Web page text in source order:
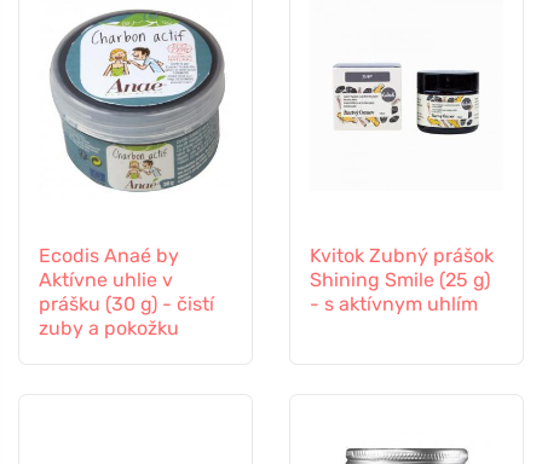
Ecodis Anaé by
Aktívne uhlie v
prášku (30 g) - čistí
zuby a pokožku
Kvitok Zubný prášok
Shining Smile (25 g)
- s aktívnym uhlím